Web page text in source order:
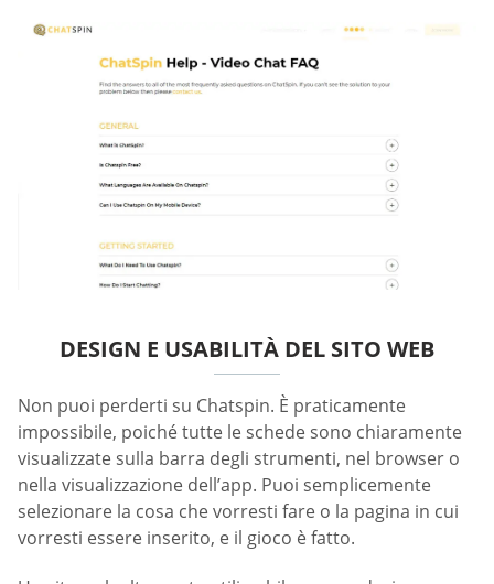
DESIGN E USABILITÀ DEL SITO WEB
Non puoi perderti su Chatspin. È praticamente
impossibile, poiché tutte le schede sono chiaramente
visualizzate sulla barra degli strumenti, nel browser o
nella visualizzazione dell’app. Puoi semplicemente
selezionare la cosa che vorresti fare o la pagina in cui
vorresti essere inserito, e il gioco è fatto.